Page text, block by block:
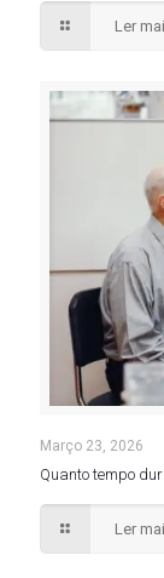
Ler
Março 23, 2026
Quanto tempo
Ler